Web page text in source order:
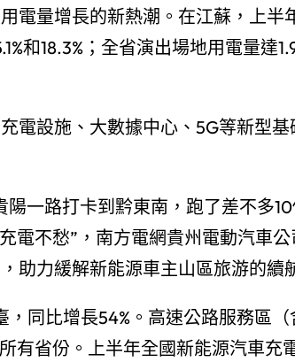
電量增長的新熱潮。在江蘇，上半
和18.3%；全省演出場地用電量達
電設施、大數據中心、5G等新型基
一路打卡到黔東南，跑了差不多10
電不愁”，南方電網貴州電動汽車公
助力緩解新能源車主山區旅游的續
同比增長54%。高速公路服務區（
有省份。上半年全國新能源汽車充